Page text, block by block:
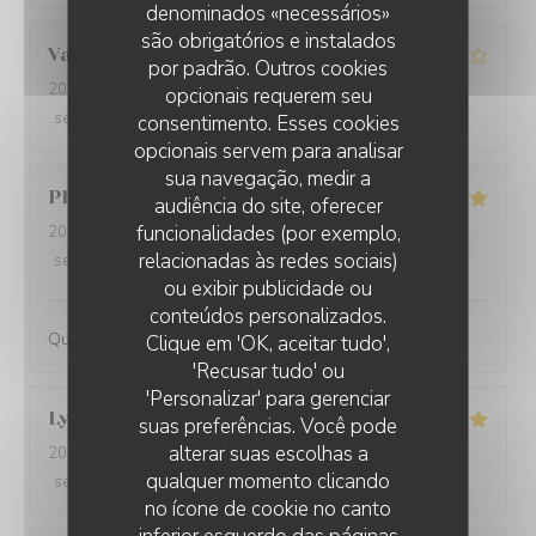
denominados «necessários»
são obrigatórios e instalados
por padrão. Outros cookies
opcionais requerem seu
consentimento. Esses cookies
opcionais servem para analisar
sua navegação, medir a
audiência do site, oferecer
funcionalidades (por exemplo,
relacionadas às redes sociais)
ou exibir publicidade ou
conteúdos personalizados.
Clique em 'OK, aceitar tudo',
'Recusar tudo' ou
'Personalizar' para gerenciar
suas preferências. Você pode
alterar suas escolhas a
qualquer momento clicando
no ícone de cookie no canto
Valerie
2026-07-30
- 20:30 - guests 3
service
ambience:3/5 menu: 4/5 quality_price
Philippe
2026-07-23 - 20:00 - guests 2
service
ambience: 5/5 menu: 5/5 quality_price
Qualité et accueil parfaits
Lysiane
2026-07-17
- 12:15 - guests 3
service
ambience: 4/5 menu:5 /5 quality_price
MALO